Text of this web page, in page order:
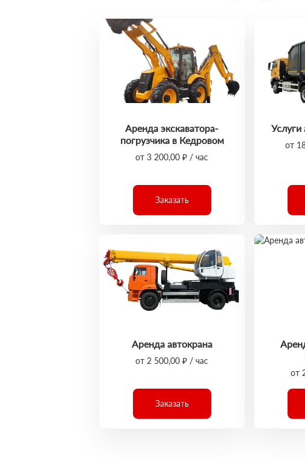
Аренда экскаватора-
погрузчика в Кедровом
от 3 200,00 ₽ / час
Заказать
от
Аренда автокрана
от 2 500,00 ₽ / час
Заказать
от